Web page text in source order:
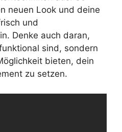
neuen Look und deine
und
Denke auch daran,
sind, sondern
bieten, dein
zu setzen.